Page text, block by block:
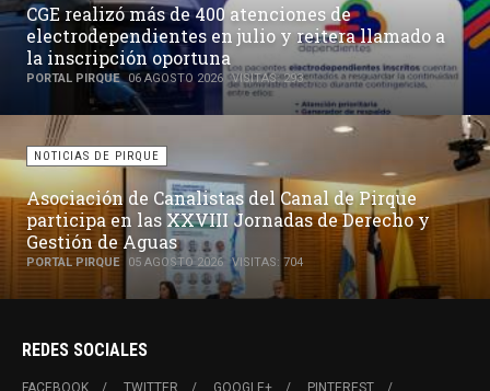
CGE realizó más de 400 atenciones de
electrodependientes en julio y reitera llamado a
la inscripción oportuna
PORTAL PIRQUE 06 AGOSTO 2026 VISITAS: 293
NOTICIAS DE PIRQUE
Asociación de Canalistas del Canal de Pirque
participa en las XXVIII Jornadas de Derecho y
Gestión de Aguas
PORTAL PIRQUE 05 AGOSTO 2026 VISITAS: 704
REDES SOCIALES
FACEBOOK TWITTER GOOGLE+ PINTEREST